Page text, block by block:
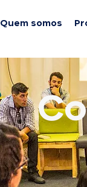
Quem somos